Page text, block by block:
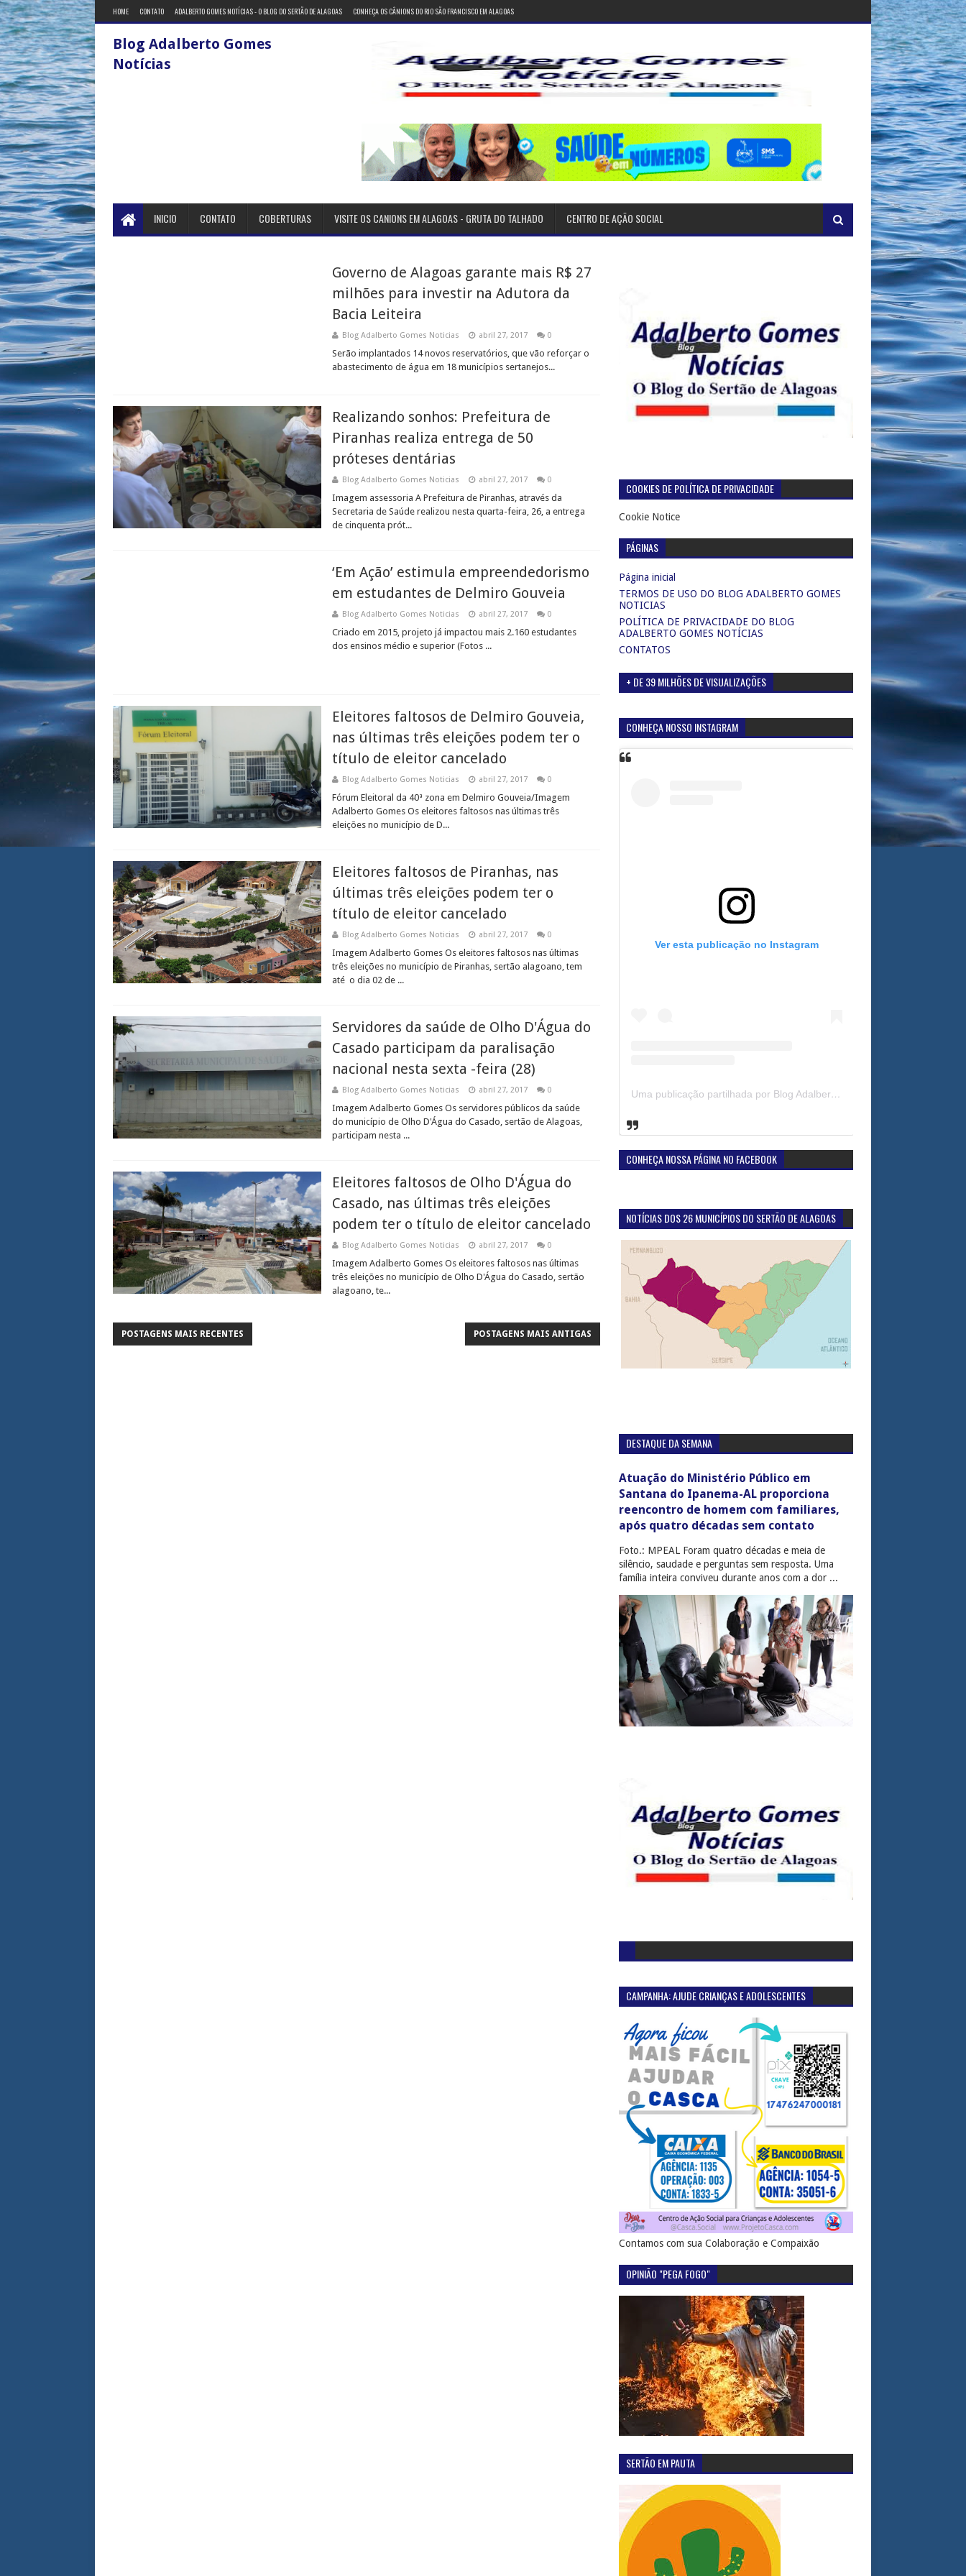
HOME CONTATO ADALBERTO GOMES NOTÍCIAS - O BLOG DO SERTÃO DE ALAGOAS CONHEÇA OS CÂNIONS DO RIO SÃO FRANCISCO EM ALAGOAS
Blog Adalberto Gomes
Notícias
INICIO CONTATO COBERTURAS VISITE OS CANIONS EM ALAGOAS - GRUTA DO TALHADO CENTRO DE AÇÃO SOCIAL
Governo de Alagoas garante mais R$ 27
milhões para investir na Adutora da
Bacia Leiteira
Blog Adalberto Gomes Noticias abril 27, 2017 0
Serão implantados 14 novos reservatórios, que vão reforçar o
abastecimento de água em 18 municípios sertanejos...
Realizando sonhos: Prefeitura de
Piranhas realiza entrega de 50
próteses dentárias
Blog Adalberto Gomes Noticias abril 27, 2017 0
Imagem assessoria A Prefeitura de Piranhas, através da
Secretaria de Saúde realizou nesta quarta-feira, 26, a entrega
de cinquenta prót...
‘Em Ação’ estimula empreendedorismo
em estudantes de Delmiro Gouveia
Blog Adalberto Gomes Noticias abril 27, 2017 0
Criado em 2015, projeto já impactou mais 2.160 estudantes
dos ensinos médio e superior (Fotos ...
Eleitores faltosos de Delmiro Gouveia,
nas últimas três eleições podem ter o
título de eleitor cancelado
Blog Adalberto Gomes Noticias abril 27, 2017 0
Fórum Eleitoral da 40ª zona em Delmiro Gouveia/Imagem
Adalberto Gomes Os eleitores faltosos nas últimas três
eleições no município de D...
Eleitores faltosos de Piranhas, nas
últimas três eleições podem ter o
título de eleitor cancelado
Blog Adalberto Gomes Noticias abril 27, 2017 0
Imagem Adalberto Gomes Os eleitores faltosos nas últimas
três eleições no município de Piranhas, sertão alagoano, tem
até o dia 02 de ...
Servidores da saúde de Olho D'Água do
Casado participam da paralisação
nacional nesta sexta -feira (28)
Blog Adalberto Gomes Noticias abril 27, 2017 0
Imagem Adalberto Gomes Os servidores públicos da saúde
do município de Olho D'Água do Casado, sertão de Alagoas,
participam nesta ...
Eleitores faltosos de Olho D'Água do
Casado, nas últimas três eleições
podem ter o título de eleitor cancelado
Blog Adalberto Gomes Noticias abril 27, 2017 0
Imagem Adalberto Gomes Os eleitores faltosos nas últimas
três eleições no município de Olho D'Água do Casado, sertão
alagoano, te...
POSTAGENS MAIS RECENTES POSTAGENS MAIS ANTIGAS
COOKIES DE POLÍTICA DE PRIVACIDADE
Cookie Notice
PÁGINAS
Página inicial
TERMOS DE USO DO BLOG ADALBERTO GOMES
NOTICIAS
POLÍTICA DE PRIVACIDADE DO BLOG
ADALBERTO GOMES NOTÍCIAS
CONTATOS
+ DE 39 MILHÕES DE VISUALIZAÇÕES
CONHEÇA NOSSO INSTAGRAM
Ver esta publicação no Instagram
Uma publicação partilhada por Blog Adalberto Gomes Noticias (@blogadalbertogomesnoticiass)
CONHEÇA NOSSA PÁGINA NO FACEBOOK
NOTÍCIAS DOS 26 MUNICÍPIOS DO SERTÃO DE ALAGOAS
DESTAQUE DA SEMANA
Atuação do Ministério Público em
Santana do Ipanema-AL proporciona
reencontro de homem com familiares,
após quatro décadas sem contato
Foto.: MPEAL Foram quatro décadas e meia de
silêncio, saudade e perguntas sem resposta. Uma
família inteira conviveu durante anos com a dor ...
CAMPANHA: AJUDE CRIANÇAS E ADOLESCENTES
Contamos com sua Colaboração e Compaixão
OPINIÃO "PEGA FOGO"
SERTÃO EM PAUTA